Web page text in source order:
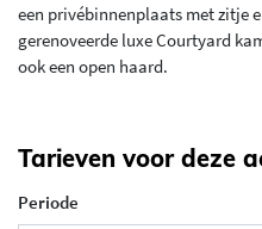
een privébinnenplaats met zitje
gerenoveerde luxe Courtyard
ook een open haard.
Tarieven voor deze
Periode